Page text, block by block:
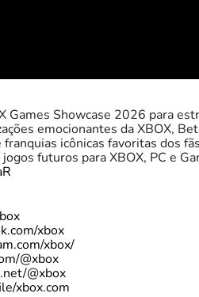
Games Showcase 2026 para
emocionantes da XBOX,
icônicas favoritas dos
futuros para XBOX, PC e
xbox
xbox/
@xbox
@xbox
xbox.com